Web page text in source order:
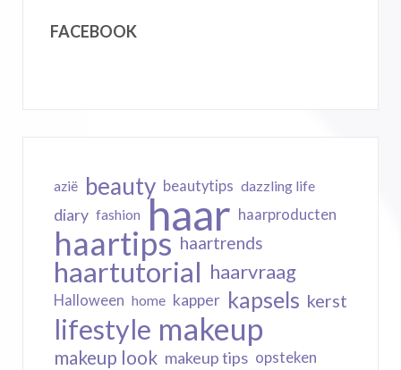
FACEBOOK
azië beauty beautytips dazzling life
diary fashion haar haarproducten
haartips haartrends
haartutorial haarvraag
Halloween home kapper kapsels kerst
lifestyle makeup
makeup look makeup tips opsteken